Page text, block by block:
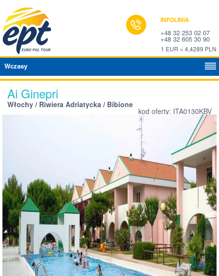
INFOLINIA
+48 32 253 02 07
+48 32 605 30 90
1 EUR = 4,4289 PLN
Wczasy
Ai Ginepri
Włochy / Riwiera Adriatycka / Bibione
kod oferty: ITA0130KBV